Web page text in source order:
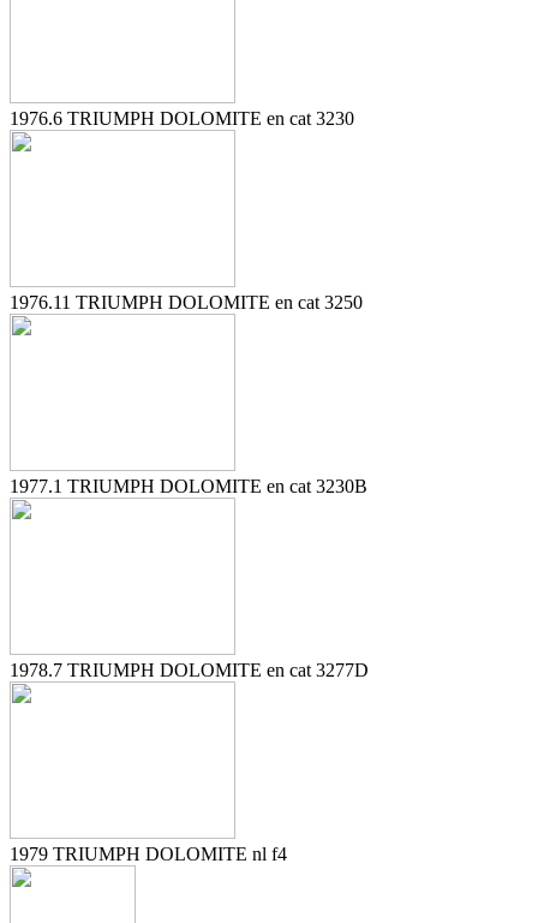
1976.6 TRIUMPH DOLOMITE en cat 3230
1976.11 TRIUMPH DOLOMITE en cat 3250
1977.1 TRIUMPH DOLOMITE en cat 3230B
1978.7 TRIUMPH DOLOMITE en cat 3277D
1979 TRIUMPH DOLOMITE nl f4